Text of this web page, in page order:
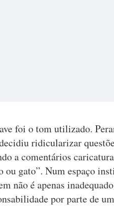
foi o tom utilizado.
ridicularizar
a comentários
ou gato”. Num espaço
não é apenas
por parte de